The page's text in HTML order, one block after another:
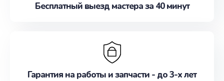
Бесплатный выезд мастера за 40 минут
Гарантия на работы и запчасти - до 3-х лет